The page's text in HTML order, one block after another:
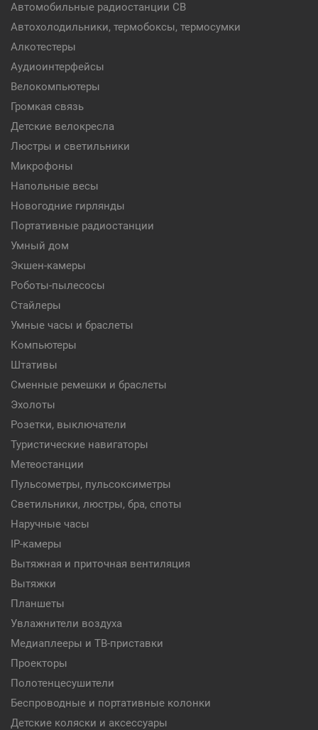
Автомобильные радиостанции CB
Автохолодильники, термобоксы, термосумки
Алкотестеры
Аудиоинтерфейсы
Велокомпьютеры
Громкая связь
Детские велокресла
Люстры и светильники
Микрофоны
Напольные весы
Новогодние гирлянды
Портативные радиостанции
Умный дом
Экшен-камеры
Роботы-пылесосы
Стайлеры
Умные часы и браслеты
Компьютеры
Штативы
Сменные ремешки и браслеты
Эхолоты
Розетки, выключатели
Туристические навигаторы
Метеостанции
Пульсометры, пульсоксиметры
Светильники, люстры, бра, споты
Наручные часы
IP-камеры
Вытяжная и приточная вентиляция
Вытяжки
Планшеты
Увлажнители воздуха
Медиаплееры и ТВ-приставки
Проекторы
Полотенцесушители
Беспроводные и портативные колонки
Детские коляски и аксессуары